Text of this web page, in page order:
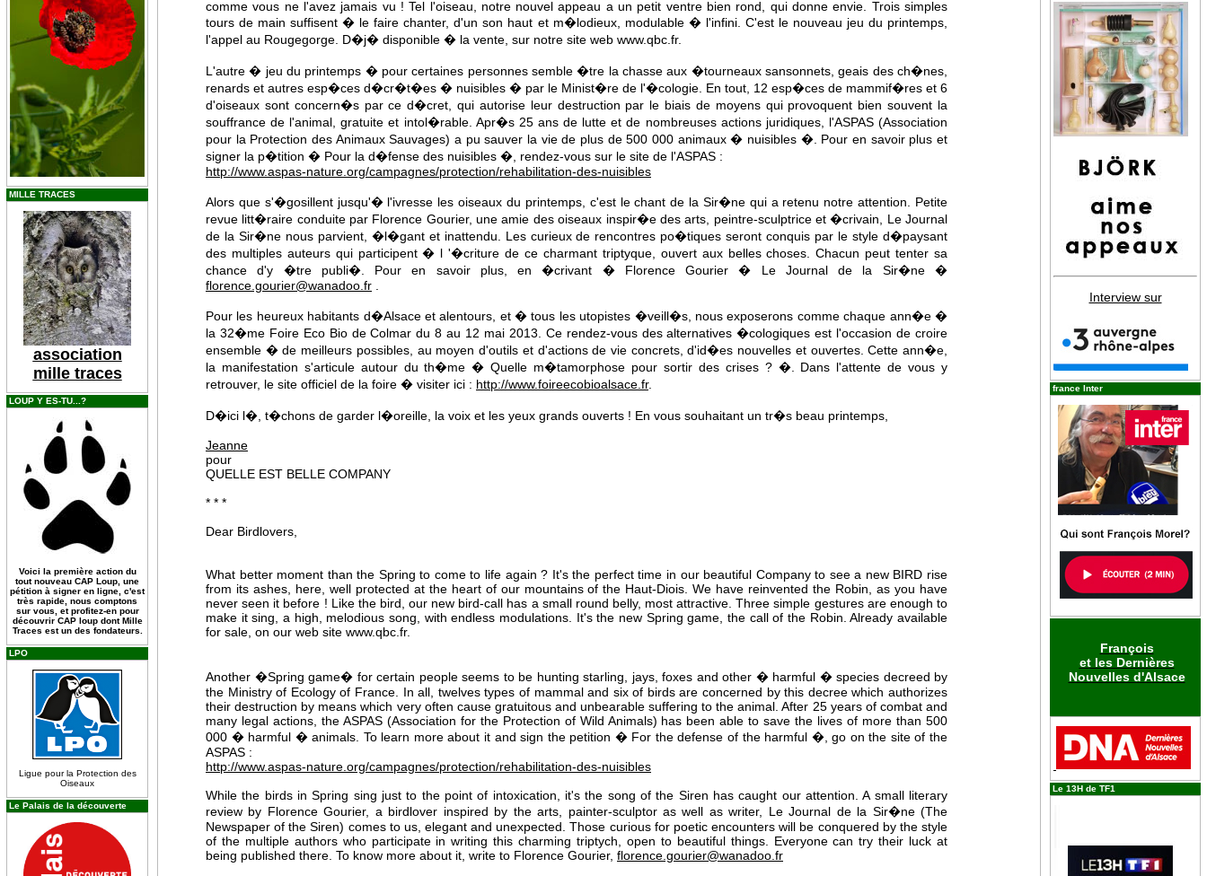
MILLE TRACES
association
mille traces
LOUP Y ES-TU...?
Voici la première action du
tout nouveau CAP Loup, une
pétition à signer en ligne, c'est
très rapide, nous comptons
sur vous, et profitez-en pour
découvrir CAP loup dont Mille
Traces est un des fondateurs.
LPO
Ligue pour la Protection des
Oiseaux
Le Palais de la découverte
comme vous ne l'avez jamais vu ! Tel l'oiseau, notre nouvel appeau a un petit ventre bien rond, qui donne envie. Trois simples
tours de main suffisent � le faire chanter, d'un son haut et m�lodieux, modulable � l'infini. C'est le nouveau jeu du printemps,
l'appel au Rougegorge. D�j� disponible � la vente, sur notre site web www.qbc.fr.
L'autre � jeu du printemps � pour certaines personnes semble �tre la chasse aux �tourneaux sansonnets, geais des ch�nes,
renards et autres esp�ces d�cr�t�es � nuisibles � par le Minist�re de l'�cologie. En tout, 12 esp�ces de mammif�res et 6
d'oiseaux sont concern�s par ce d�cret, qui autorise leur destruction par le biais de moyens qui provoquent bien souvent la
souffrance de l'animal, gratuite et intol�rable. Apr�s 25 ans de lutte et de nombreuses actions juridiques, l'ASPAS (Association
pour la Protection des Animaux Sauvages) a pu sauver la vie de plus de 500 000 animaux � nuisibles �. Pour en savoir plus et
signer la p�tition � Pour la d�fense des nuisibles �, rendez-vous sur le site de l'ASPAS :
http://www.aspas-nature.org/campagnes/protection/rehabilitation-des-nuisibles
Alors que s'�gosillent jusqu'� l'ivresse les oiseaux du printemps, c'est le chant de la Sir�ne qui a retenu notre attention. Petite
revue litt�raire conduite par Florence Gourier, une amie des oiseaux inspir�e des arts, peintre-sculptrice et �crivain, Le Journal
de la Sir�ne nous parvient, �l�gant et inattendu. Les curieux de rencontres po�tiques seront conquis par le style d�paysant
des multiples auteurs qui participent � l '�criture de ce charmant triptyque, ouvert aux belles choses. Chacun peut tenter sa
chance d'y �tre publi�. Pour en savoir plus, en �crivant � Florence Gourier � Le Journal de la Sir�ne �
florence.gourier@wanadoo.fr
Pour les heureux habitants d�Alsace et alentours, et � tous les utopistes �veill�s, nous exposerons comme chaque ann�e �
la 32�me Foire Eco Bio de Colmar du 8 au 12 mai 2013. Ce rendez-vous des alternatives �cologiques est l'occasion de croire
ensemble � de meilleurs possibles, au moyen d'outils et d'actions de vie concrets, d'id�es nouvelles et ouvertes. Cette ann�e,
la manifestation s'articule autour du th�me � Quelle m�tamorphose pour sortir des crises ? �. Dans l'attente de vous y
retrouver, le site officiel de la foire � visiter ici : http://www.foireecobioalsace.fr.
D�ici l�, t�chons de garder l�oreille, la voix et les yeux grands ouverts ! En vous souhaitant un tr�s beau printemps,
Jeanne
pour
QUELLE EST BELLE COMPANY
* * *
Dear Birdlovers,
What better moment than the Spring to come to life again ? It's the perfect time in our beautiful Company to see a new BIRD rise
from its ashes, here, well protected at the heart of our mountains of the Haut-Diois. We have reinvented the Robin, as you have
never seen it before ! Like the bird, our new bird-call has a small round belly, most attractive. Three simple gestures are enough to
make it sing, a high, melodious song, with endless modulations. It's the new Spring game, the call of the Robin. Already available
for sale, on our web site www.qbc.fr.
Another �Spring game� for certain people seems to be hunting starling, jays, foxes and other � harmful � species decreed by
the Ministry of Ecology of France. In all, twelves types of mammal and six of birds are concerned by this decree which authorizes
their destruction by means which very often cause gratuitous and unbearable suffering to the animal. After 25 years of combat and
many legal actions, the ASPAS (Association for the Protection of Wild Animals) has been able to save the lives of more than 500
000 � harmful � animals. To learn more about it and sign the petition � For the defense of the harmful �, go on the site of the
ASPAS :
http://www.aspas-nature.org/campagnes/protection/rehabilitation-des-nuisibles
While the birds in Spring sing just to the point of intoxication, it's the song of the Siren has caught our attention. A small literary
review by Florence Gourier, a birdlover inspired by the arts, painter-sculptor as well as writer, Le Journal de la Sir�ne (The
Newspaper of the Siren) comes to us, elegant and unexpected. Those curious for poetic encounters will be conquered by the style
of the multiple authors who participate in writing this charming triptych, open to beautiful things. Everyone can try their luck at
being published there. To know more about it, write to Florence Gourier, florence.gourier@wanadoo.fr
Interview sur
france Inter
François
et les Dernières
Nouvelles d'Alsace
Le 13H de TF1